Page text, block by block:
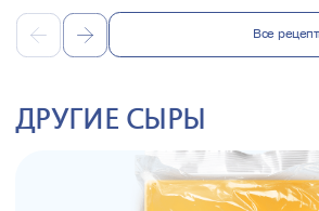
Все
ДРУГИЕ СЫРЫ